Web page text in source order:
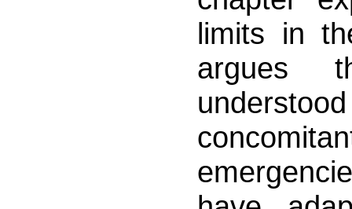
limits in
argues